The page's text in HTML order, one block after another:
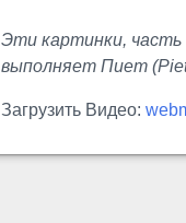
Эти картинки, часть
выполняет Пиет
Загрузить Видео: